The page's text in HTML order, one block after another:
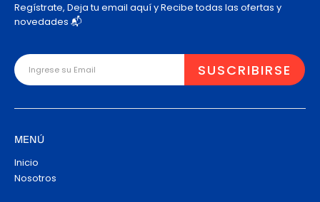
Regístrate, Deja tu email aquí y Recibe todas las ofertas y
novedades 📬
MENÚ
Inicio
Nosotros